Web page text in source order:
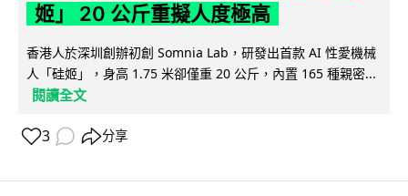
姬」 20 公斤重擬人度極高
香港人於深圳創辦初創 Somnia Lab，研發出首款 AI 性愛機械
人「硅姬」，身高 1.75 米卻僅重 20 公斤，內置 165 種親密...
閱讀全文
3 分享